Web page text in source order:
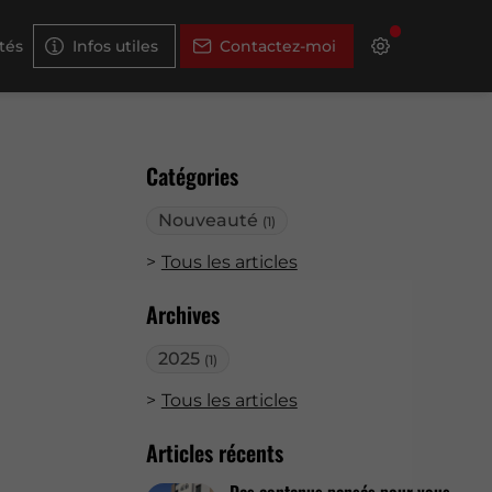
Infos utiles Contactez-moi
Catégories
Nouveauté (1)
Tous les articles
Archives
2025 (1)
Tous les articles
Articles récents